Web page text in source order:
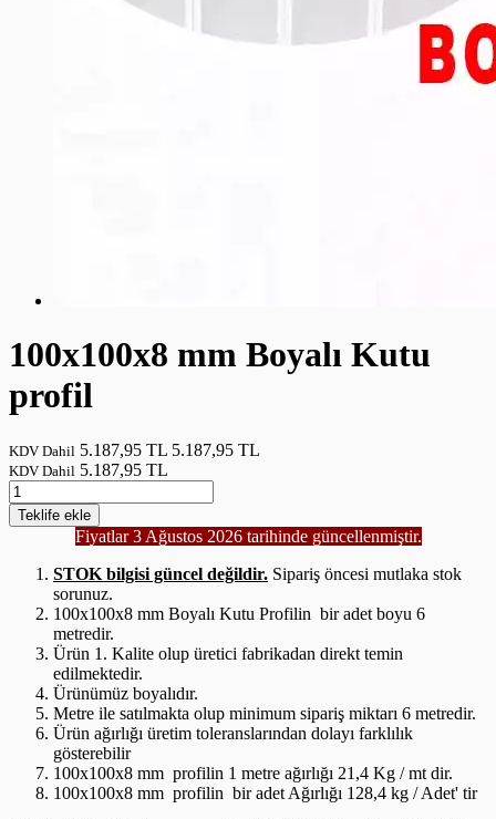
100x100x8 mm Boyalı Kutu
profil
KDV Dahil 5.187,95 TL 5.187,95 TL
KDV Dahil 5.187,95 TL
Teklife ekle
Fiyatlar 3 Ağustos 2026 tarihinde güncellenmiştir.
STOK bilgisi güncel değildir. Sipariş öncesi mutlaka stok
sorunuz.
100x100x8 mm Boyalı Kutu Profilin bir adet boyu 6
metredir.
Ürün 1. Kalite olup üretici fabrikadan direkt temin
edilmektedir.
Ürünümüz boyalıdır.
Metre ile satılmakta olup minimum sipariş miktarı 6 metredir.
Ürün ağırlığı üretim toleranslarından dolayı farklılık
gösterebilir
100x100x8 mm profilin 1 metre ağırlığı 21,4 Kg / mt dir.
100x100x8 mm profilin bir adet Ağırlığı 128,4 kg / Adet' tir